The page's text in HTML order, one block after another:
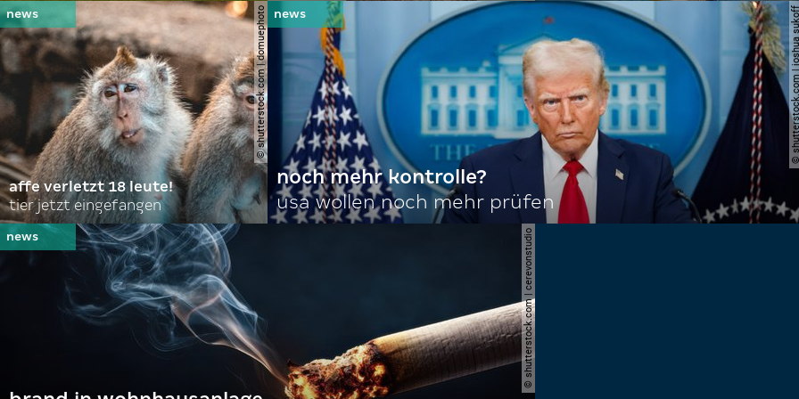
© shutterstock.com | domuephoto
affe verletzt 18 leute!
tier jetzt eingefangen
©
noch mehr kontrolle?
usa wollen noch mehr prüfen
© shutterstock.com | cerevonstudio